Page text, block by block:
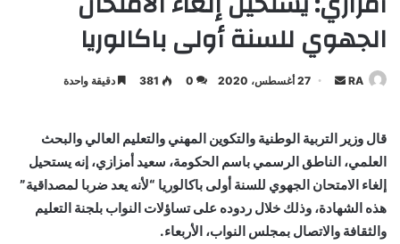
الجهوي للسنة أولى باكالوريا
RA
أرسل 27 أغسطس، 2020 0
381 دقيقة واحدة
قال وزير التربية الوطنية والتكوين المهني والتعليم العالي والبحث
العلمي، الناطق الرسمي باسم الحكومة، سعيد أمزازي، إنه يستحيل
إلغاء الامتحان الجهوي للسنة أولى باكالوريا “لأنه يعد ضربا لمصداقية”
هذه الشهادة، وذلك خلال ردوده على تساؤلات النواب بلجنة التعليم
والثقافة والاتصال بمجلس النواب، الأربعاء.